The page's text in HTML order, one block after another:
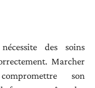
des soins
Marcher
son